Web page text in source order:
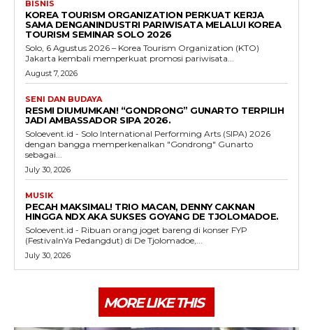
BISNIS
KOREA TOURISM ORGANIZATION PERKUAT KERJA
SAMA DENGANINDUSTRI PARIWISATA MELALUI KOREA
TOURISM SEMINAR SOLO 2026
Solo, 6 Agustus 2026 – Korea Tourism Organization (KTO)
Jakarta kembali memperkuat promosi pariwisata...
August 7, 2026
SENI DAN BUDAYA
RESMI DIUMUMKAN! “GONDRONG” GUNARTO TERPILIH
JADI AMBASSADOR SIPA 2026.
Soloevent.id - Solo International Performing Arts (SIPA) 2026
dengan bangga memperkenalkan "Gondrong" Gunarto
sebagai...
July 30, 2026
MUSIK
PECAH MAKSIMAL! TRIO MACAN, DENNY CAKNAN
HINGGA NDX AKA SUKSES GOYANG DE TJOLOMADOE.
Soloevent.id - Ribuan orang joget bareng di konser FYP
(FestivalnYa Pedangdut) di De Tjolomadoe,...
July 30, 2026
MORE LIKE THIS